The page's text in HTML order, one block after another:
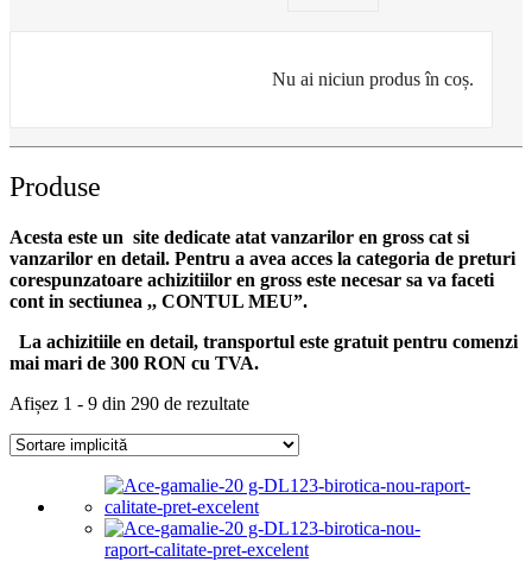
Nu ai niciun produs în coș.
Produse
Acesta este un site dedicate atat vanzarilor en gross cat si
vanzarilor en detail. Pentru a avea acces la categoria de preturi
corespunzatoare achizitiilor en gross este necesar sa va faceti
cont in sectiunea ,, CONTUL MEU”.
La achizitiile en detail, transportul este gratuit pentru comenzi
mai mari de 300 RON cu TVA.
Afișez 1 - 9 din 290 de rezultate